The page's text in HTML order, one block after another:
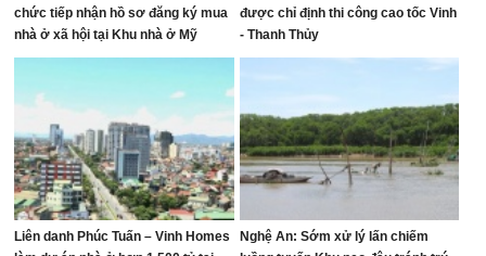
chức tiếp nhận hồ sơ đăng ký mua
nhà ở xã hội tại Khu nhà ở Mỹ
Thượng, phường Vinh Lộc
được chỉ định thi công cao tốc Vinh
- Thanh Thủy
Liên danh Phúc Tuấn – Vinh Homes
Nghệ An: Sớm xử lý lấn chiếm